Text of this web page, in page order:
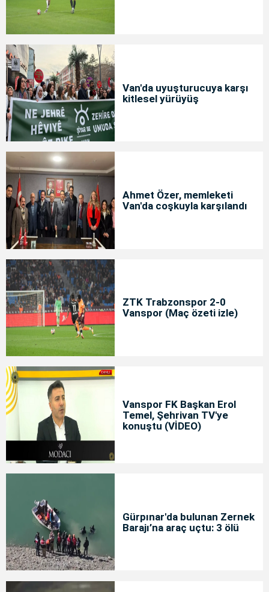
Van'da uyuşturucuya karşı
kitlesel yürüyüş
Ahmet Özer, memleketi
Van'da coşkuyla karşılandı
ZTK Trabzonspor 2-0
Vanspor (Maç özeti izle)
Vanspor FK Başkan Erol
Temel, Şehrivan TV'ye
konuştu (VİDEO)
Gürpınar'da bulunan Zernek
Barajı’na araç uçtu: 3 ölü